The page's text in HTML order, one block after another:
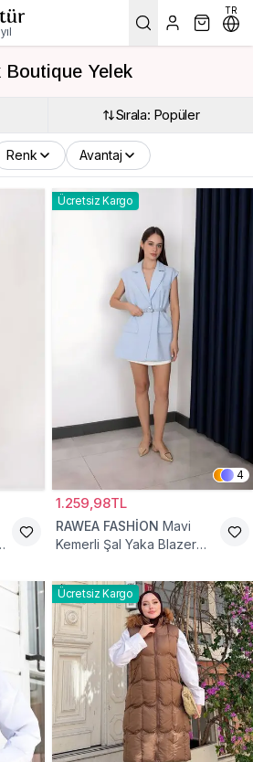
TR
Boutique Yelek
Sırala: Popüler
Renk Avantaj
Ücretsiz Kargo
4
1.259,98TL
RAWEA FASHİON Mavi
Kemerli Şal Yaka Blazer
Ücretsiz Kargo